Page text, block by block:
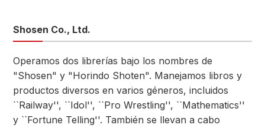
Shosen Co., Ltd.
Operamos dos librerías bajo los nombres de
"Shosen" y "Horindo Shoten". Manejamos libros y
productos diversos en varios géneros, incluidos
``Railway'', ``Idol'', ``Pro Wrestling'', ``Mathematics''
y ``Fortune Telling''. También se llevan a cabo